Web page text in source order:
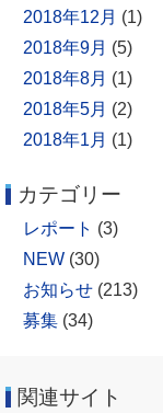
2018年12月 (1)
2018年9月 (5)
2018年8月 (1)
2018年5月 (2)
2018年1月 (1)
カテゴリー
レポート (3)
NEW (30)
お知らせ (213)
募集 (34)
関連サイト